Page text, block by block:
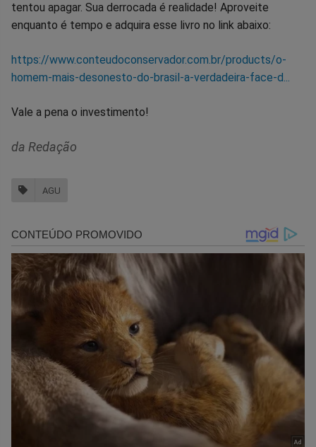
tentou apagar. Sua derrocada é realidade! Aproveite
enquanto é tempo e adquira esse livro no link abaixo:
https://www.conteudoconservador.com.br/products/o-
homem-mais-desonesto-do-brasil-a-verdadeira-face-d...
Vale a pena o investimento!
da Redação
AGU